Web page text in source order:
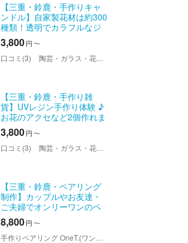
【三重・鈴鹿・手作りキャ
ンドル】自家製花材は約300
種類！透明でカラフルなジ
ェルキャンドル体験！
3,800円 〜
口コミ(3) 陶芸・ガラス・花キャンドル教室ちよの＜鈴鹿店＞
【三重・鈴鹿・手作り雑
貨】UVレジン手作り体験 ♪
お花のアクセなど2個作れま
す
3,800円 〜
口コミ(3) 陶芸・ガラス・花キャンドル教室ちよの＜鈴鹿店＞
【三重・鈴鹿・ペアリング
制作】カップルやお友達・
ご夫婦でオンリーワンのペ
アリング制作！＜My カラー
＞
8,800円 〜